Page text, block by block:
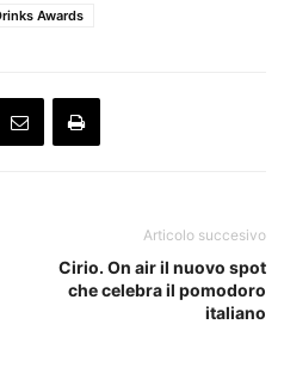
Awards
Articolo succesivo
Cirio. On air il nuovo spot
che celebra il pomodoro
italiano